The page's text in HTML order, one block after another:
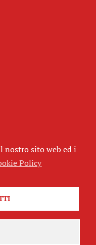
nostro sito web ed i
Policy